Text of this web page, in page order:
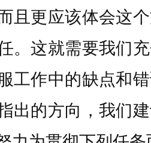
且更应该体会这
。这就需要我们
工作中的缺点和
出的方向，我们